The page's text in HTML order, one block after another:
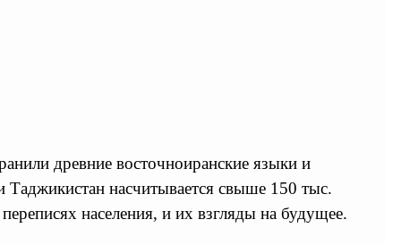
древние восточноиранские языки и
насчитывается свыше 150 тыс.
населения, и их взгляды на будущее.